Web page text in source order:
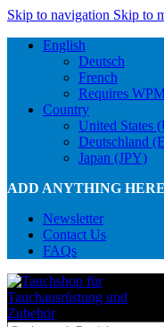
Skip to navigation Skip to
English
Deutsch
French
Requires
Country
United States
Deutschland
Japan (JPY)
ADD ANYTHING
Newsletter
Contact Us
FAQs